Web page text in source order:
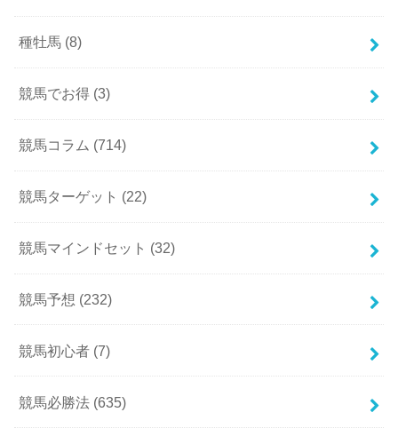
種牡馬 (8)
競馬でお得 (3)
競馬コラム (714)
競馬ターゲット (22)
競馬マインドセット (32)
競馬予想 (232)
競馬初心者 (7)
競馬必勝法 (635)